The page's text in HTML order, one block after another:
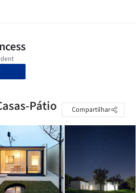
Pátio Compartilhar